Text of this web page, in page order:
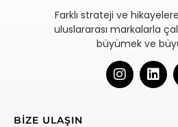
Farklı strateji ve
uluslararası markalarla
büyümek ve
BİZE ULAŞIN